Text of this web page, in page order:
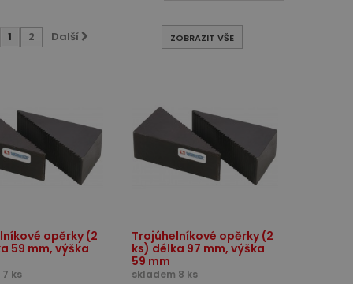
ZOBRAZIT VŠE
1 2 Další
opěrky (2
59 mm, výška
ks
Trojúhelníkové opěrky (2
ks) délka 97 mm, výška
59 mm
skladem 8 ks